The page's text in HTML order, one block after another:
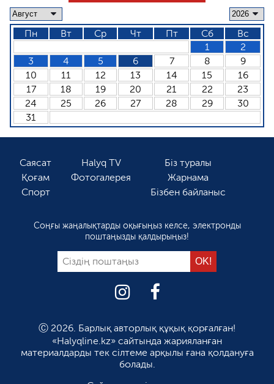
Пн Вт Ср Чт Пт Сб
Вс
1
2
3
4 5 6 7 8
9
10
11 12 13 14 15
16
17
18 19 20 21 22
23
24
25 26 27 28 29
30
31
Саясат
Қоғам
Спорт
Halyq TV
Фотогалерея
Біз туралы
Жарнама
Бізбен байланыс
Соңғы жаңалықтарды оқығыңыз келсе, электронды
поштаңызды қалдырыңыз!
Ⓒ 2026. Барлық авторлық құқық қорғалған!
«Halyqline.kz» сайтында жарияланған
материалдарды тек сілтеме арқылы ғана қолдануға
болады.